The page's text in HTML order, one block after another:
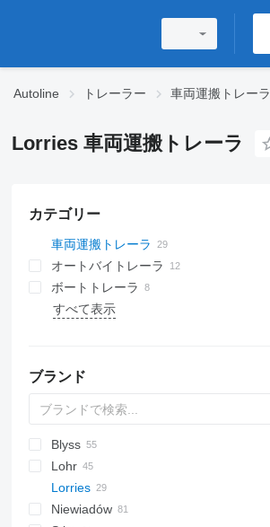
Autoline トレーラー 車両運搬トレーラ
Lorries 車両運搬トレーラ
カテゴリー
車両運搬トレーラ
オートバイトレーラ
ボートトレーラ
すべて表示
ブランド
Blyss
Jupiter
A Transporter
Race Transporter
T Transporter
Lohr
Eurolohr
Maxilohr
Lorries
Niewiadów